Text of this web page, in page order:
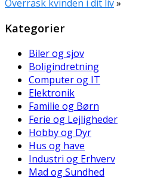
Overrask kvinden i dit liv»
Kategorier
Biler og sjov
Boligindretning
Computer og IT
Elektronik
Familie og Børn
Ferie og Lejligheder
Hobby og Dyr
Hus og have
Industri og Erhverv
Mad og Sundhed